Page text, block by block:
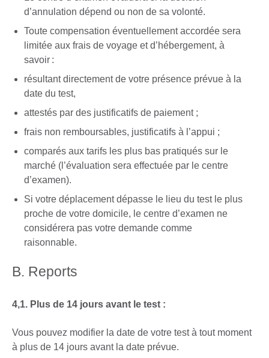
d’annulation dépend ou non de sa volonté.
Toute compensation éventuellement accordée sera
limitée aux frais de voyage et d’hébergement, à
savoir :
résultant directement de votre présence prévue à la
date du test,
attestés par des justificatifs de paiement ;
frais non remboursables, justificatifs à l’appui ;
comparés aux tarifs les plus bas pratiqués sur le
marché (l’évaluation sera effectuée par le centre
d’examen).
Si votre déplacement dépasse le lieu du test le plus
proche de votre domicile, le centre d’examen ne
considérera pas votre demande comme
raisonnable.
B. Reports
4,1. Plus de 14 jours avant le test :
Vous pouvez modifier la date de votre test à tout moment
à plus de 14 jours avant la date prévue.